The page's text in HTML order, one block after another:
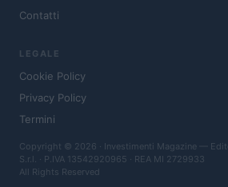
Contatti
LEGALE
Cookie Policy
Privacy Policy
Termini
Copyright © 2026 · Investimenti Magazine —
S.r.l. · P.IVA 13542920965 · REA MI 2729933
All Rights Reserved